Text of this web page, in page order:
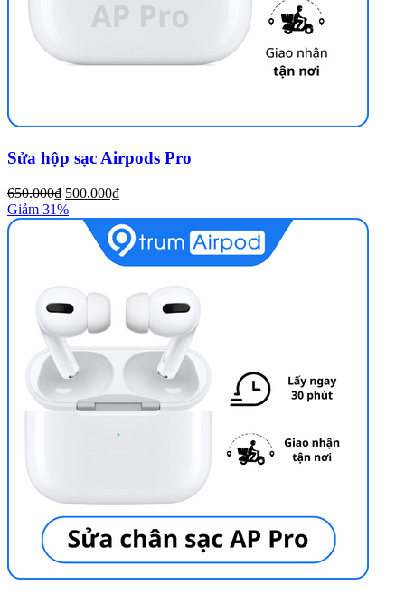
Sửa hộp sạc Airpods Pro
650.000₫ 500.000₫
Giảm 31%